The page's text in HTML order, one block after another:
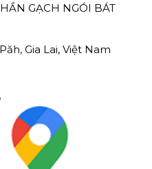
GẠCH NGÓI BÁT
Gia Lai, Việt Nam